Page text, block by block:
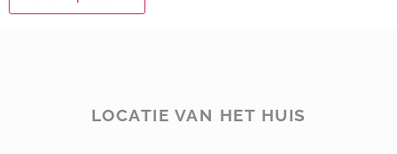
LOCATIE VAN HET HUIS